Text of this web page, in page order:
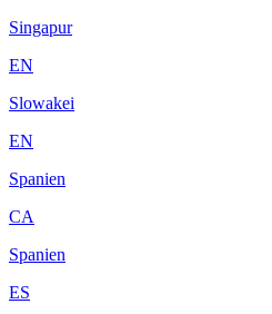
Singapur
EN
Slowakei
EN
Spanien
CA
Spanien
ES